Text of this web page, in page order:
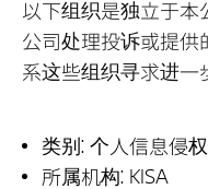
以下组织是独立于本
公司处理投诉或提供
系这些组织寻求进一
类别: 个人信息侵
所属机构: KISA